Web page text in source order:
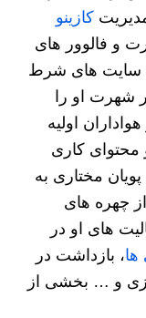
کازینو
و فالوور های
سایت های شرط
شهرت او را
اولیه
محتوای کاری
مختاری به
چهره های
های او در
، بازداشت در
و … بخشی از